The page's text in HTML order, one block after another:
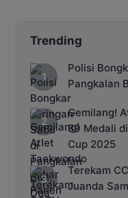
Trending
Polisi
Pangkalan
Gemilang!
89 Medali
Cup 2025
Terekam
Juanda